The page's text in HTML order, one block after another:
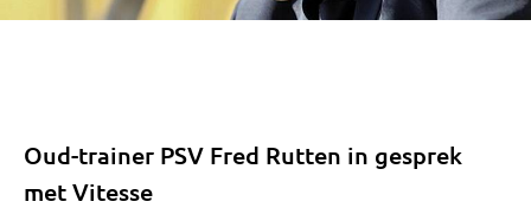
Oud-trainer PSV Fred Rutten in gesprek
met Vitesse